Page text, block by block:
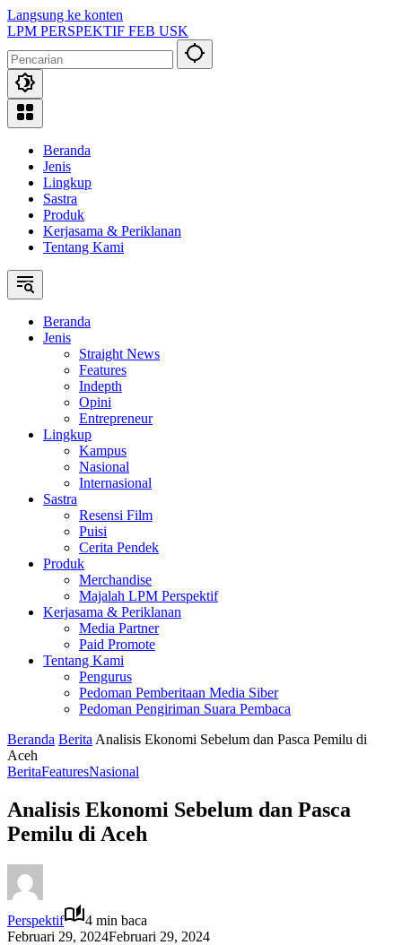
Langsung ke konten
LPM PERSPEKTIF FEB USK
Beranda
Jenis
Lingkup
Sastra
Produk
Kerjasama & Periklanan
Tentang Kami
Beranda
Jenis
Straight News
Features
Indepth
Opini
Entrepreneur
Lingkup
Kampus
Nasional
Internasional
Sastra
Resensi Film
Puisi
Cerita Pendek
Produk
Merchandise
Majalah LPM Perspektif
Kerjasama & Periklanan
Media Partner
Paid Promote
Tentang Kami
Pengurus
Pedoman Pemberitaan Media Siber
Pedoman Pengiriman Suara Pembaca
Beranda Berita Analisis Ekonomi Sebelum dan Pasca Pemilu di
Aceh
BeritaFeaturesNasional
Analisis Ekonomi Sebelum dan Pasca
Pemilu di Aceh
Perspektif
4 min baca
Februari 29, 2024Februari 29, 2024